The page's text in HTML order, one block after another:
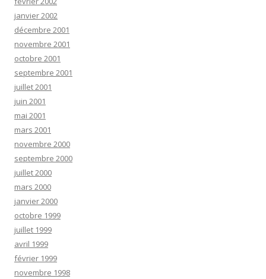
janvier 2002
décembre 2001
novembre 2001
octobre 2001
septembre 2001
juillet 2001
juin 2001
mai 2001
mars 2001
novembre 2000
septembre 2000
juillet 2000
mars 2000
janvier 2000
octobre 1999
juillet 1999
avril 1999
février 1999
novembre 1998